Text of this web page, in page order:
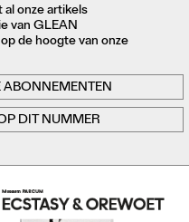
onze artikels
van GLEAN
de hoogte van onze
ABONNEMENTEN
DIT NUMMER